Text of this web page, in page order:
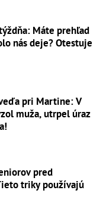
Máte prehľad
nás deje? Otestuje
pri Martine: V
muža, utrpel úraz
pred
triky používajú